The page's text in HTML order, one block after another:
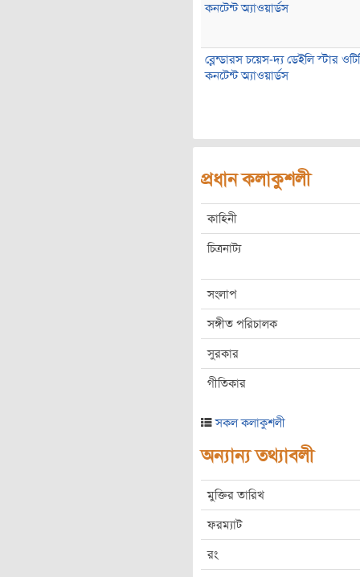
কনটেন্ট অ্যাওয়ার্ডস
ব্লেন্ডারস চয়েস-দ্য ডেইলি স্টার
কনটেন্ট অ্যাওয়ার্ডস
প্রধান কলাকুশলী
কাহিনী
চিত্রনাট্য
সংলাপ
সঙ্গীত পরিচালক
সুরকার
গীতিকার
সকল কলাকুশলী
অন্যান্য তথ্যাবলী
মুক্তির তারিখ
ফরম্যাট
রং